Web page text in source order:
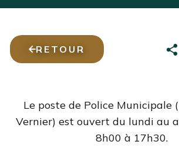
RETOUR
Le poste de Police Municipale
Vernier) est ouvert du lundi au
8h00 à 17h30.